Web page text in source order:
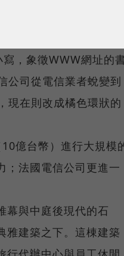
，象徵WWW網址的
公司從電信業者蛻變到
現在則改成橘色環狀的
億台幣）進行大規模
；法國電信公司更進一
幕與中庭後現代的石
雅建築之下。這棟建築